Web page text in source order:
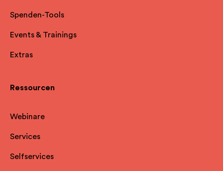
Spenden-Tools
Events & Trainings
Extras
Ressourcen
Webinare
Services
Selfservices